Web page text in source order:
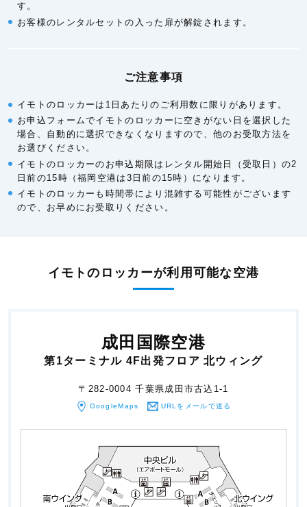
す。
お客様のレンタルセットの入った扉が解錠されます。
ご注意事項
イモトのロッカーは1日あたりのご利用数に限りがあります。
お申込フォームでイモトのロッカーに空きがない日を選択した
場合、自動的に選択できなくなりますので、他のお受取方法を
お選びください。
イモトのロッカーのお申込期限はレンタル開始日（受取日）の2
日前の15時（福岡空港は3日前の15時）になります。
イモトのロッカーも時間帯により混雑する可能性がございます
ので、お早めにお受取りください。
イモトのロッカーが利用可能な空港
成田国際空港
第1ターミナル 4F出発フロア 北ウィング
〒282-0004 千葉県成田市古込1-1
GoogleMaps URLをメールで送る